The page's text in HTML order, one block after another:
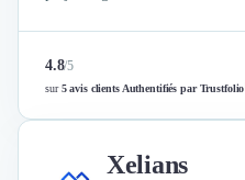
4.8/5
sur5 avis clients Authentifiés par Trustfolio
Xelians